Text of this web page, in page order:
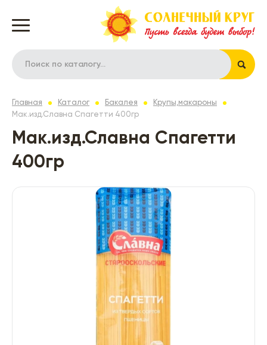
Главная Каталог Бакалея
Крупы,макароны
Мак.изд.Славна Спагетти 400гр
Мак.изд.Славна Спагетти
400гр